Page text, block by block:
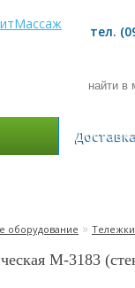
тел.
оборудование »
М-3183